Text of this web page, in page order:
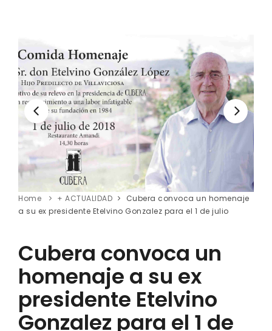
Home + ACTUALIDAD
Cubera convoca un homenaje
a su ex presidente Etelvino Gonzalez para el 1 de julio
Cubera convoca un
homenaje a su ex
presidente Etelvino
Gonzalez para el 1 de